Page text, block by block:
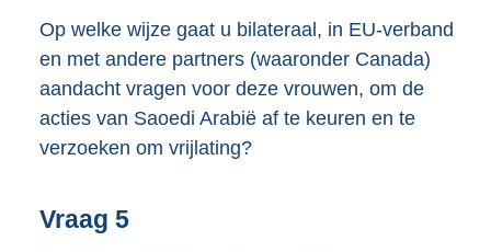
Op welke wijze gaat u bilateraal, in EU-verband
en met andere partners (waaronder Canada)
aandacht vragen voor deze vrouwen, om de
acties van Saoedi Arabië af te keuren en te
verzoeken om vrijlating?
Vraag 5